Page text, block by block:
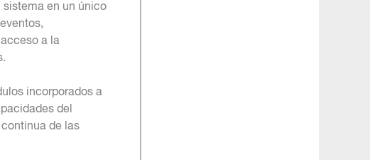
en un único
a la
incorporados a
del
de las